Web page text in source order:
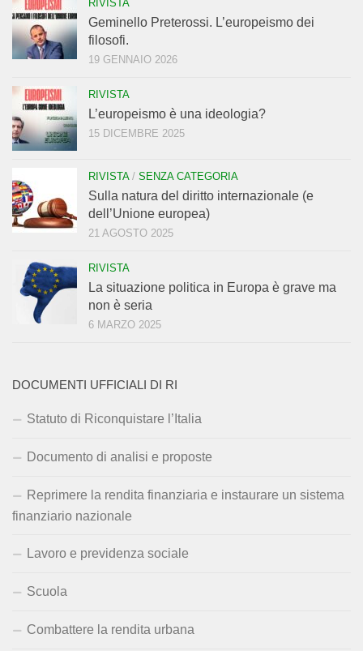
RIVISTA
Geminello Preterossi. L’europeismo dei
filosofi.
19 GENNAIO 2026
RIVISTA
L’europeismo è una ideologia?
15 DICEMBRE 2025
RIVISTA/ SENZA CATEGORIA
Sulla natura del diritto internazionale (e
dell’Unione europea)
21 AGOSTO 2025
RIVISTA
La situazione politica in Europa è grave ma
non è seria
6 MARZO 2025
DOCUMENTI UFFICIALI DI RI
Statuto di Riconquistare l’Italia
Documento di analisi e proposte
Reprimere la rendita finanziaria e instaurare un sistema
finanziario nazionale
Lavoro e previdenza sociale
Scuola
Combattere la rendita urbana